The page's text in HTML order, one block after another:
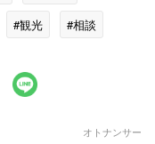
#観光
#相談
オトナンサー